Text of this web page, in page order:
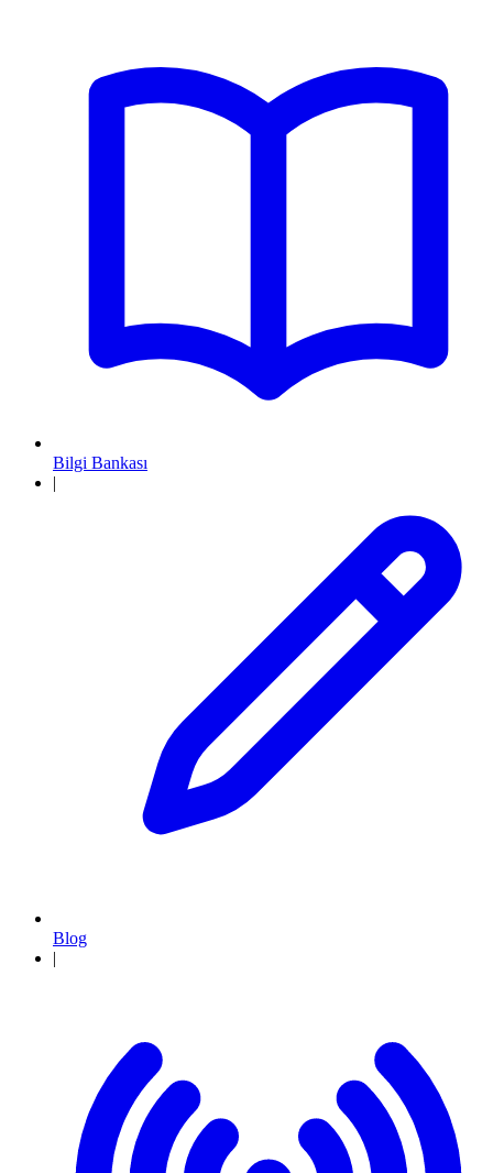
Bilgi Bankası
|
Blog
|